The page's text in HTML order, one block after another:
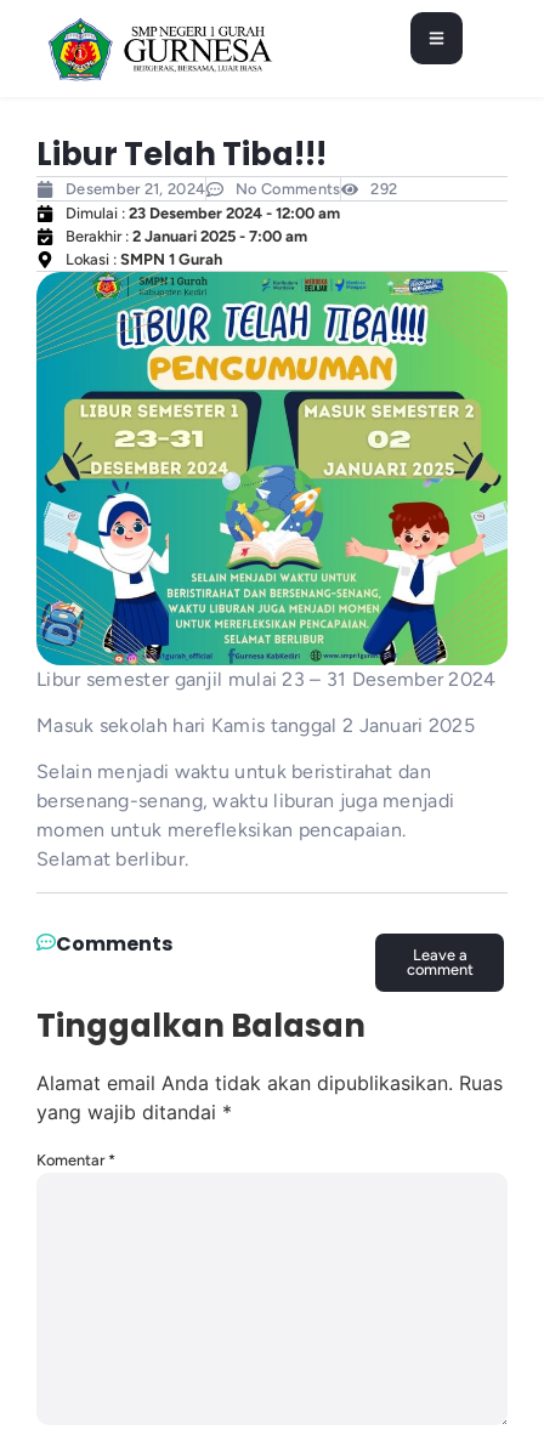
Libur Telah Tiba!!!
Desember 21, 2024 No Comments
292
Dimulai : 23 Desember 2024 - 12:00 am
Berakhir : 2 Januari 2025 - 7:00 am
Lokasi : SMPN 1 Gurah
Libur semester ganjil mulai 23 – 31 Desember 2024
Masuk sekolah hari Kamis tanggal 2 Januari 2025
Selain menjadi waktu untuk beristirahat dan
bersenang-senang, waktu liburan juga menjadi
momen untuk merefleksikan pencapaian.
Selamat berlibur.
Comments
Leave a
comment
Tinggalkan Balasan
Alamat email Anda tidak akan dipublikasikan. Ruas
yang wajib ditandai *
Komentar *